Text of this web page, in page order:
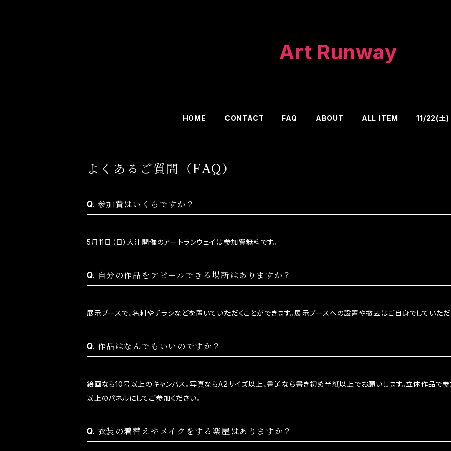
Art Runway
HOME CONTACT FAQ ABOUT ALL ITEM 11/22(土
よくあるご質問（FAQ）
参加費はいくらですか？
5月11日（日）大津開催のアートランウェイは参加費無料です。
自分の作品をアピールできる場所はありますか？
展示ブースで、名刺やチラシなどを置いていただくことができます。展示ブースへの設置や撤去はご自身でしていただ
作品はなんでもいいのですか？
絵画なら10号以上のキャンバス。写真ならA2サイズ以上、書道なら書き初め半紙以上でお願いします。立体作品で
以上のパネルにしてご参加ください。
衣装の着替えやメイクをする楽屋はありますか？